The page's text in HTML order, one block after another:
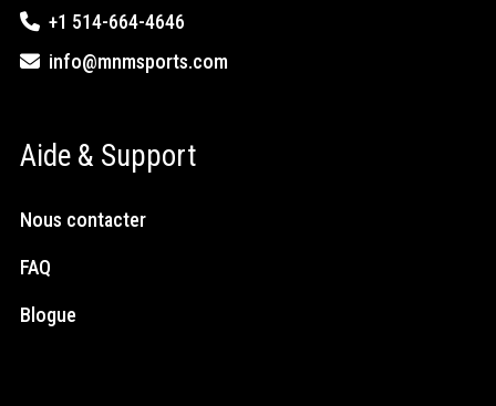
+1 514-664-4646
info@mnmsports.com
Aide & Support
Nous contacter
FAQ
Blogue